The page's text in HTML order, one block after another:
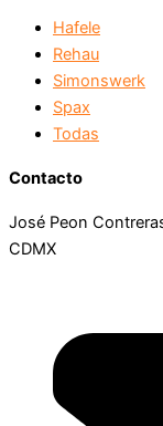
Hafele
Rehau
Simonswerk
Spax
Todas
Contacto
José Peon
CDMX